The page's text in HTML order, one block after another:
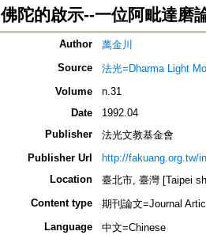
佛陀的啟示--一位阿毗達磨
Author
萬金川
Source
法光=Dharma Light
Volume
n.31
Date
1992.04
Publisher
法光文教基金會
Publisher Url
http://fakuang.org.tw/
Location
臺北市, 臺灣 [Taipei
Content type
期刊論文=Journal
Language
中文=Chinese